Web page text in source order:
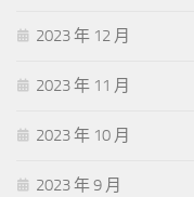
2023 年 12 月
2023 年 11 月
2023 年 10 月
2023 年 9 月